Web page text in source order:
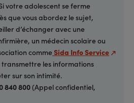
votre adolescent se ferme
que vous abordez le sujet,
d’échanger avec une
un médecin scolaire ou
commeSida Info Service
les informations
sur son intimité.
840 800(Appel confidentiel,